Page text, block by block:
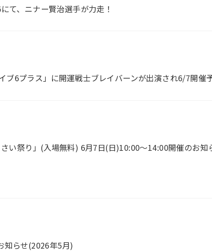
て、ニナー賢治選手が力走！
ブ6プラス」に開運戦士ブレイバーンが出演され6/7開催
さい祭り」(入場無料) 6月7日(日)10:00～14:00開催のお知
知らせ(2026年5月)